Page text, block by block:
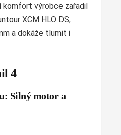
výrobce zařadil
XCM HLO DS,
a dokáže tlumit i
4
Silný motor a